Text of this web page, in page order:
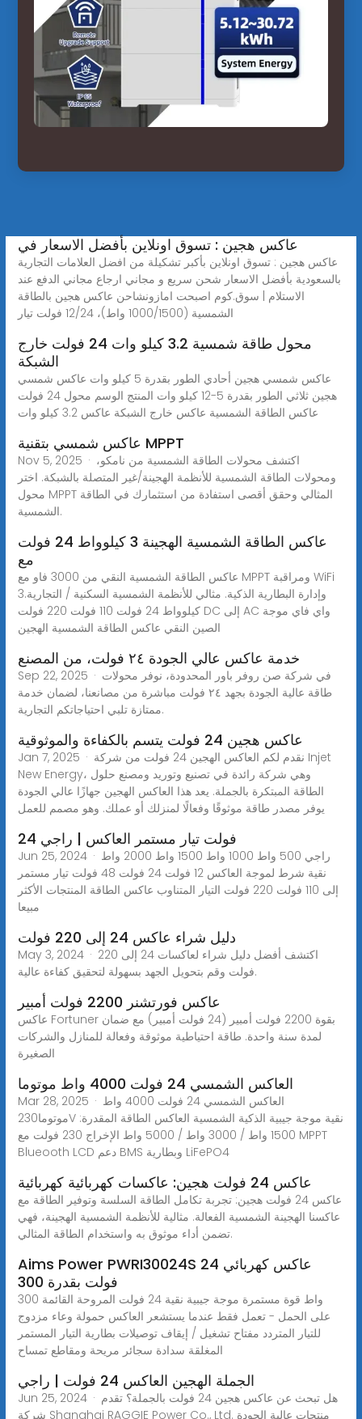
عاكس هجين : تسوق اونلاين بأفضل الاسعار في
عاكس هجين : تسوق اونلاين بأكبر تشكيلة من افضل العلامات التجارية
بالسعودية بأفضل الاسعار شحن سريع و مجاني ارجاع مجاني الدفع عند
الاستلام | سوق.كوم اصبحت امازونشاحن عاكس هجين بالطاقة
الشمسية (1000/1500 واط)، 12/24 فولت تيار
محول طاقة شمسية 3.2 كيلو وات 24 فولت خارج
الشبكة
عاكس شمسي هجين أحادي الطور بقدرة 5 كيلو وات عاكس شمسي
هجين ثلاثي الطور بقدرة 5-12 كيلو وات المنتج الوسم محول 24 فولت
عاكس الطاقة الشمسية عاكس خارج الشبكة عاكس 3.2 كيلو وات
عاكس شمسي بتقنية MPPT
Nov 5, 2025 · اكتشف محولات الطاقة الشمسية من نامكو،
ومحولات الطاقة الشمسية للأنظمة الهجينة/غير المتصلة بالشبكة. اختر
محول MPPT المثالي وحقق أقصى استفادة من استثمارك في الطاقة
الشمسية.
عاكس الطاقة الشمسية الهجينة 3 كيلوواط 24 فولت
مع
عاكس الطاقة الشمسية النقي من 3000 فاو مع MPPT ومراقبة WiFi
وإدارة البطارية الذكية. مثالي للأنظمة الشمسية السكنية / التجارية.3
كيلوواط 24 فولت 110 فولت 220 فولت DC إلى AC واي فاي موجة
الصين النقي عاكس الطاقة الشمسية الهجين
خدمة عاكس عالي الجودة ٢٤ فولت، من المصنع
Sep 22, 2025 · في شركة صن روفر باور المحدودة، نوفر محولات
طاقة عالية الجودة بجهد ٢٤ فولت مباشرة من مصانعنا، لضمان خدمة
ممتازة تلبي احتياجاتكم التجارية.
عاكس هجين 24 فولت يتسم بالكفاءة والموثوقية
Jan 7, 2025 · نقدم لكم العاكس الهجين 24 فولت من شركة Injet
New Energy، وهي شركة رائدة في تصنيع وتوريد ومصنع حلول
الطاقة المبتكرة بالجملة. يعد هذا العاكس الهجين جهازًا عالي الجودة
يوفر مصدر طاقة موثوقًا وفعالًا لمنزلك أو عملك. وهو مصمم للعمل
24 فولت تيار مستمر العاكس | راجي
Jun 25, 2024 · راجي 500 واط 1000 واط 1500 واط 2000 واط
نقية شرط لموجة العاكس 12 فولت 24 فولت 48 فولت تيار مستمر
إلى 110 فولت 220 فولت التيار المتناوب عاكس الطاقة المنتجات الأكثر
مبيعا
دليل شراء عاكس 24 إلى 220 فولت
May 3, 2024 · اكتشف أفضل دليل شراء لعاكسات 24 إلى 220
فولت وقم بتحويل الجهد بسهولة لتحقيق كفاءة عالية.
عاكس فورتشنر 2200 فولت أمبير
عاكس Fortuner بقوة 2200 فولت أمبير (24 فولت أمبير) مع ضمان
لمدة سنة واحدة. طاقة احتياطية موثوقة وفعالة للمنازل والشركات
الصغيرة
العاكس الشمسي 24 فولت 4000 واط موتوما
Mar 28, 2025 · العاكس الشمسي 24 فولت 4000 واط
موتوما230V نقية موجة جيبية الذكية الشمسية العاكس الطاقة المقدرة:
1500 واط / 3000 واط / 5000 واط الإخراج 230 فولت مع MPPT
Blueooth LCD دعم BMS وبطارية LiFePO4
عاكس 24 فولت هجين: عاكسات كهربائية كهربائية
عاكس 24 فولت هجين: تجربة تكامل الطاقة السلسة وتوفير الطاقة مع
عاكسنا الهجينة الشمسية الفعالة. مثالية للأنظمة الشمسية الهجينة، فهي
تضمن أداء موثوق به واستخدام الطاقة المثالي.
Aims Power PWRI30024S عاكس كهربائي 24
فولت بقدرة 300
300 واط قوة مستمرة موجة جيبية نقية 24 فولت المروحة القائمة
على الحمل - تعمل فقط عندما يستشعر العاكس حمولة وعاء مزدوج
للتيار المتردد مفتاح تشغيل / إيقاف توصيلات بطارية التيار المستمر
المغلقة سدادة سجائر مريحة ومقاطع تمساح
الجملة الهجين العاكس 24 فولت | راجي
Jun 25, 2024 · هل تبحث عن عاكس هجين 24 فولت بالجملة؟ تقدم
شركة Shanghai RAGGIE Power Co., Ltd. منتجات عالية الجودة